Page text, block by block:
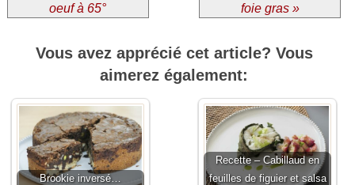
oeuf à 65°
foie gras »
Vous avez apprécié cet article? Vous
aimerez également:
Brookie inversé…
Recette – Cabillaud en
feuilles de figuier et salsa